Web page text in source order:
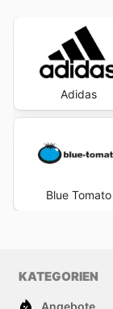
Adidas
Blue Tomato
KATEGORIEN
Angebote